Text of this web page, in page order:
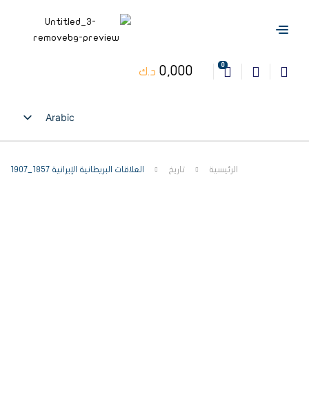
0
0,000 د.ك
Arabic
English
الرئيسية تاريخ العلاقات البريطانية الإيرانية 1857_1907